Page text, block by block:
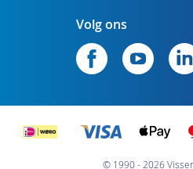
Volg ons
© 1990 - 2026